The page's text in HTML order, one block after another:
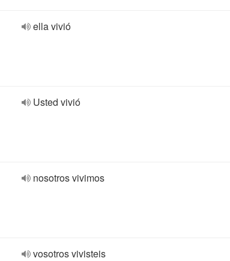
ella vivió
Usted vivió
nosotros vivimos
vosotros vivisteis